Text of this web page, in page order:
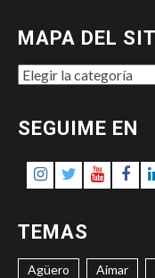
MAPA DEL
MAPA
SITIO
SEGUIME EN
TEMAS
Agüero Aimar